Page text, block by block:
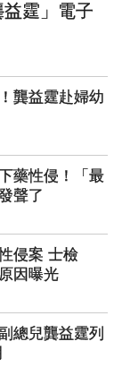
霆」電子
龔益霆赴婦幼
藥性侵！「最
聲了
侵案 士檢
因曝光
總兒龔益霆列